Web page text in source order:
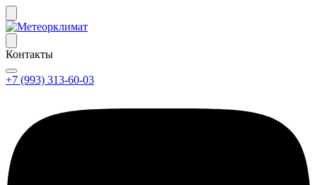
Контакты
+7 (993) 313-60-03